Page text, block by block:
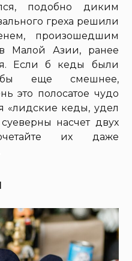
подобно диким
греха решили
произошедшим
Малой Азии, ранее
Если б кеды были
еще смешнее,
это полосатое чудо
«лидские кеды, удел
насчет двух
их даже